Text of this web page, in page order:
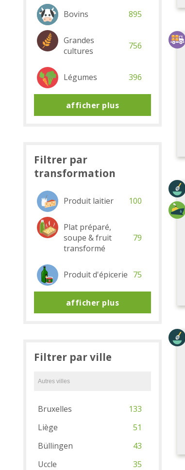
Bovins 895
Grandes
cultures
756
Légumes 396
afficher plus
Filtrer par
transformation
Produit laitier 100
Plat préparé,
soupe & fruit
transformé
79
Produit d'épicerie 75
afficher plus
Filtrer par ville
Bruxelles
133
Liège
51
Büllingen
43
Uccle
35